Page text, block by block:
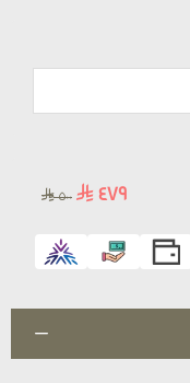
٤٧٩ ٥٠٠